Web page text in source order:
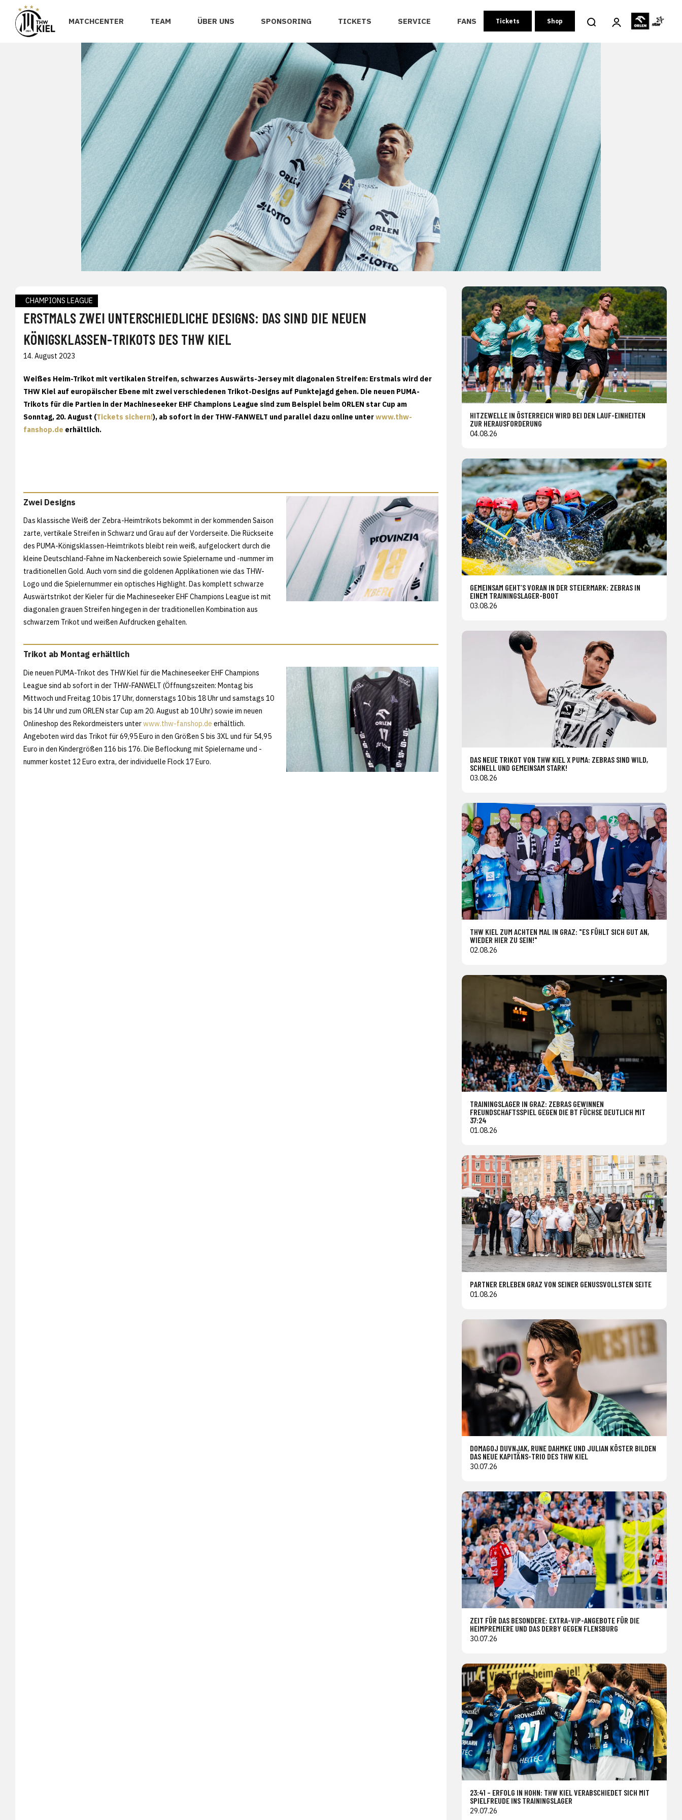
MATCHCENTER TEAM ÜBER UNS SPONSORING TICKETS SERVICE FANS Tickets Shop
CHAMPIONS LEAGUE
ERSTMALS ZWEI UNTERSCHIEDLICHE DESIGNS: DAS SIND DIE NEUEN
KÖNIGSKLASSEN-TRIKOTS DES THW KIEL
14. August 2023
Weißes Heim-Trikot mit vertikalen Streifen, schwarzes Auswärts-Jersey mit diagonalen Streifen: Erstmals wird der
THW Kiel auf europäischer Ebene mit zwei verschiedenen Trikot-Designs auf Punktejagd gehen. Die neuen PUMA-
Trikots für die Partien in der Machineseeker EHF Champions League sind zum Beispiel beim ORLEN star Cup am
Sonntag, 20. August (Tickets sichern!), ab sofort in der THW-FANWELT und parallel dazu online unterwww.thw-
fanshop.de erhältlich.
Zwei Designs
Das klassische Weiß der Zebra-Heimtrikots bekommt in der kommenden Saison
zarte, vertikale Streifen in Schwarz und Grau auf der Vorderseite. Die Rückseite
des PUMA-Königsklassen-Heimtrikots bleibt rein weiß, aufgelockert durch die
kleine Deutschland-Fahne im Nackenbereich sowie Spielername und -nummer im
traditionellen Gold. Auch vorn sind die goldenen Applikationen wie das THW-
Logo und die Spielernummer ein optisches Highlight. Das komplett schwarze
Auswärtstrikot der Kieler für die Machineseeker EHF Champions League ist mit
diagonalen grauen Streifen hingegen in der traditionellen Kombination aus
schwarzem Trikot und weißen Aufdrucken gehalten.
Trikot ab Montag erhältlich
Die neuen PUMA-Trikot des THW Kiel für die Machineseeker EHF Champions
League sind ab sofort in der THW-FANWELT (Öffnungszeiten: Montag bis
Mittwoch und Freitag 10 bis 17 Uhr, donnerstags 10 bis 18 Uhr und samstags 10
bis 14 Uhr und zum ORLEN star Cup am 20. August ab 10 Uhr) sowie im neuen
Onlineshop des Rekordmeisters unterwww.thw-fanshop.de erhältlich.
Angeboten wird das Trikot für 69,95 Euro in den Größen S bis 3XL und für 54,95
Euro in den Kindergrößen 116 bis 176. Die Beflockung mit Spielername und -
nummer kostet 12 Euro extra, der individuelle Flock 17 Euro.
HITZEWELLE IN ÖSTERREICH WIRD BEI DEN LAUF-EINHEITEN
ZUR HERAUSFORDERUNG
04.08.26
GEMEINSAM GEHT’S VORAN IN DER STEIERMARK: ZEBRAS IN
EINEM TRAININGSLAGER-BOOT
03.08.26
DAS NEUE TRIKOT VON THW KIEL X PUMA: ZEBRAS SIND WILD,
SCHNELL UND GEMEINSAM STARK!
03.08.26
THW KIEL ZUM ACHTEN MAL IN GRAZ: "ES FÜHLT SICH GUT AN,
WIEDER HIER ZU SEIN!"
02.08.26
TRAININGSLAGER IN GRAZ: ZEBRAS GEWINNEN
FREUNDSCHAFTSSPIEL GEGEN DIE BT FÜCHSE DEUTLICH MIT
37:24
01.08.26
PARTNER ERLEBEN GRAZ VON SEINER GENUSSVOLLSTEN SEITE
01.08.26
DOMAGOJ DUVNJAK, RUNE DAHMKE UND JULIAN KÖSTER BILDEN
DAS NEUE KAPITÄNS-TRIO DES THW KIEL
30.07.26
ZEIT FÜR DAS BESONDERE: EXTRA-VIP-ANGEBOTE FÜR DIE
HEIMPREMIERE UND DAS DERBY GEGEN FLENSBURG
30.07.26
23:41 – ERFOLG IN HOHN: THW KIEL VERABSCHIEDET SICH MIT
SPIELFREUDE INS TRAININGSLAGER
29.07.26